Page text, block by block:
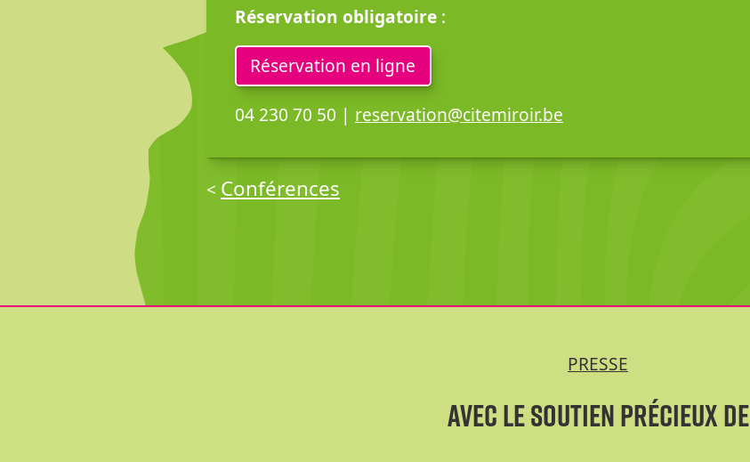
Réservation obligatoire :
Réservation en ligne
04 230 70 50 | reservation@citemiroir.be
< Conférences
PRESSE
Avec le soutien précieux de